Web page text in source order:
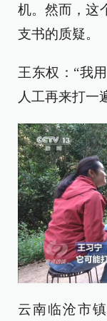
机。然而，这
支书的质疑。
王东权：“我
人工再来打一
云南临沧市